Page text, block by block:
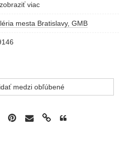
in Verona
zobraziť viac
mesta Bratislavy, GMB
medzi obľúbené